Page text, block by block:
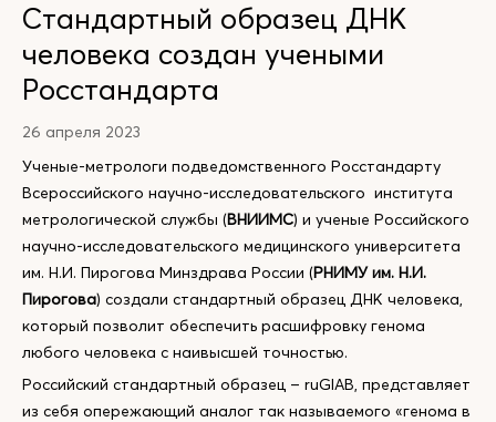
Стандартный образец ДНК
человека создан учеными
Росстандарта
26 апреля 2023
Ученые-метрологи подведомственного Росстандарту
Всероссийского научно-исследовательского института
метрологической службы (ВНИИМС) и ученые Российского
научно-исследовательского медицинского университета
им. Н.И. Пирогова Минздрава России (РНИМУ им. Н.И.
Пирогова) создали стандартный образец ДНК человека,
который позволит обеспечить расшифровку генома
любого человека с наивысшей точностью.
Российский стандартный образец – ruGIAB, представляет
из себя опережающий аналог так называемого «генома в